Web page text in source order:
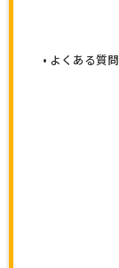
よくある質